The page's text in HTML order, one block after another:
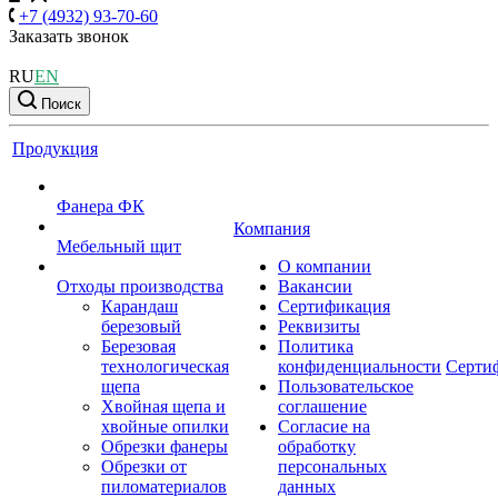
+7 (4932) 93-70-60
Заказать звонок
RUEN
Поиск
Продукция
Фанера ФК
Мебельный щит
Отходы производства
Карандаш
березовый
Березовая
технологическая
щепа
Хвойная щепа и
хвойные опилки
Обрезки фанеры
Обрезки от
пиломатериалов
Компания
О компании
Вакансии
Сертификация
Реквизиты
Политика
конфиденциальности
Пользовательское
соглашение
Согласие на
обработку
персональных
данных